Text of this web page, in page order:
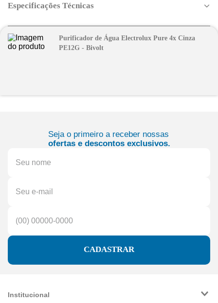
Especificações Técnicas
Purificador de Água Electrolux Pure 4x Cinza
PE12G - Bivolt
Seja o primeiro a receber nossas
ofertas e descontos exclusivos.
CADASTRAR
Institucional